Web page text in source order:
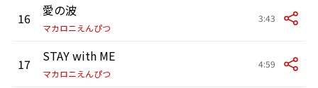
16 愛の波
マカロニえんぴつ
3:43
17 STAY with ME
マカロニえんぴつ
4:59